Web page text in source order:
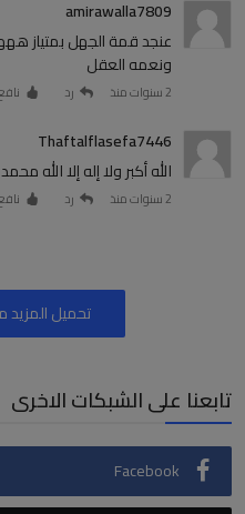
amirawalla7809
عنجد قمة الجهل بمتياز
ونعمه العقل
2 سنوات منذ رد
Thaftalflasefa7446
الله أكبر ولا إله إلا الله
2 سنوات منذ رد
تحميل المزيد
تابعنا على الشبكات الاخرى
Facebook